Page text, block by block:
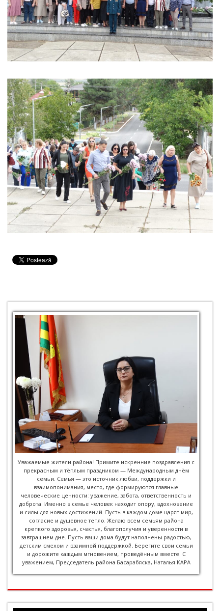
Уважаемые жители района! Примите искренние поздравления с
прекрасным и тёплым праздником — Международным днём
семьи. Семья — это источник любви, поддержки и
взаимопонимания, место, где формируются главные
человеческие ценности: уважение, забота, ответственность и
доброта. Именно в семье человек находит опору, вдохновение
и силы для новых достижений. Пусть в каждом доме царят мир,
согласие и душевное тепло. Желаю всем семьям района
крепкого здоровья, счастья, благополучия и уверенности в
завтрашнем дне. Пусть ваши дома будут наполнены радостью,
детским смехом и взаимной поддержкой. Берегите свои семьи
и дорожите каждым мгновением, проведённым вместе. С
уважением, Председатель района Басарабяска, Наталья КАРА